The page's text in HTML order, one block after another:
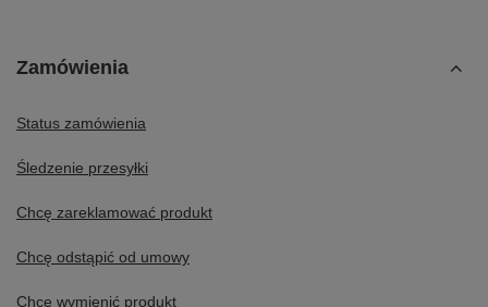
Zamówienia
Status zamówienia
Śledzenie przesyłki
Chcę zareklamować produkt
Chcę odstąpić od umowy
Chcę wymienić produkt